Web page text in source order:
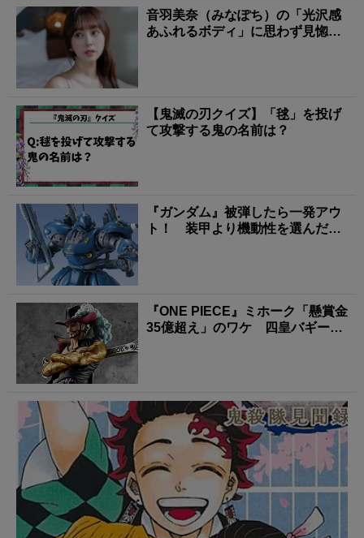
音羽美奈（みなぽち）の「光沢感
あふれるボディ」に思わず見惚れ
【鬼滅の刃クイズ】「毬」を投げ
て攻撃する鬼の名前は？
『ガンダム』被弾したら一発アウ
ト！ 装甲より機動性を選んだ機
『ONE PIECE』ミホーク「懸賞金
35億超え」のワケ 四皇バギーを